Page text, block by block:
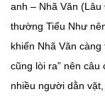
anh – Nhã Văn
thường Tiểu Như
khiến Nhã Văn
cũng lòi ra” nên
nhiều người dằn